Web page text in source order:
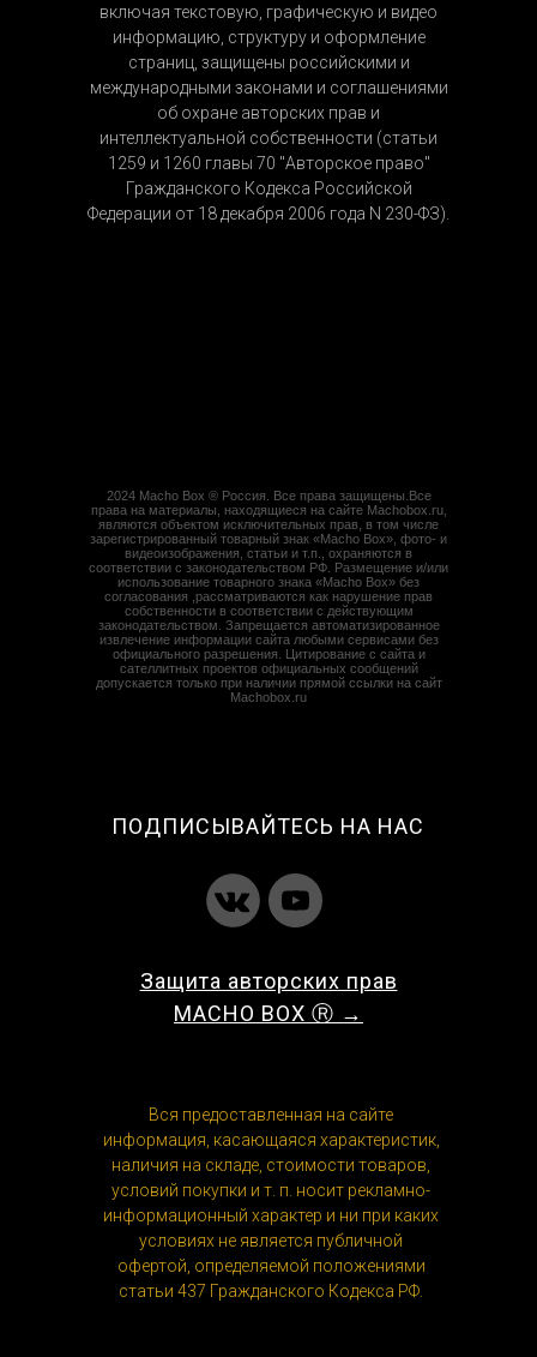
Безналичный расчет (для юр. лиц)
В нашем интернет-магазине есть
возможность оформить оптовый заказа
подарков, как юридическое лицо для
Вашей компании.
2024 Macho Box ® Россия. Все права защищены.Все
права на материалы, находящиеся на сайте Machobox.ru,
являются объектом исключительных прав, в том числе
зарегистрированный товарный знак «Macho Box», фото- и
видеоизображения, статьи и т.п., охраняются в
соответствии с законодательством РФ. Размещение и/или
использование товарного знака «Macho Box» без
согласования ,рассматриваются как нарушение прав
собственности в соответствии с действующим
законодательством. Запрещается автоматизированное
извлечение информации сайта любыми сервисами без
официального разрешения. Цитирование с сайта и
сателлитных проектов официальных сообщений
допускается только при наличии прямой ссылки на сайт
Machobox.ru
ПОДПИСЫВАЙТЕСЬ НА НАС
включая текстовую, графическую и видео
информацию, структуру и оформление
страниц, защищены российскими и
международными законами и соглашениями
об охране авторских прав и
интеллектуальной собственности (статьи
1259 и 1260 главы 70 "Авторское право"
Гражданского Кодекса Российской
Федерации от 18 декабря 2006 года N 230-ФЗ).
Защита авторских прав
MACHO BOX Ⓡ →
Вся предоставленная на сайте
информация, касающаяся характеристик,
наличия на складе, стоимости товаров,
условий покупки и т. п. носит рекламно-
информационный характер и ни при каких
условиях не является публичной
офертой, определяемой положениями
статьи 437 Гражданского Кодекса РФ.